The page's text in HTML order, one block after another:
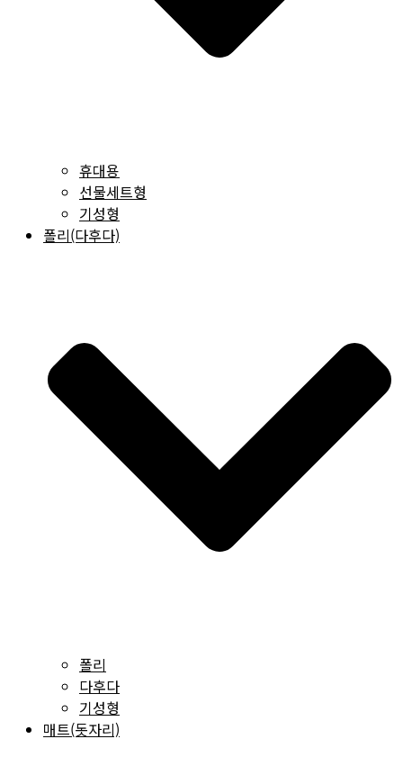
휴대용
선물세트형
기성형
폴리(다후다)
폴리
다후다
기성형
매트(돗자리)